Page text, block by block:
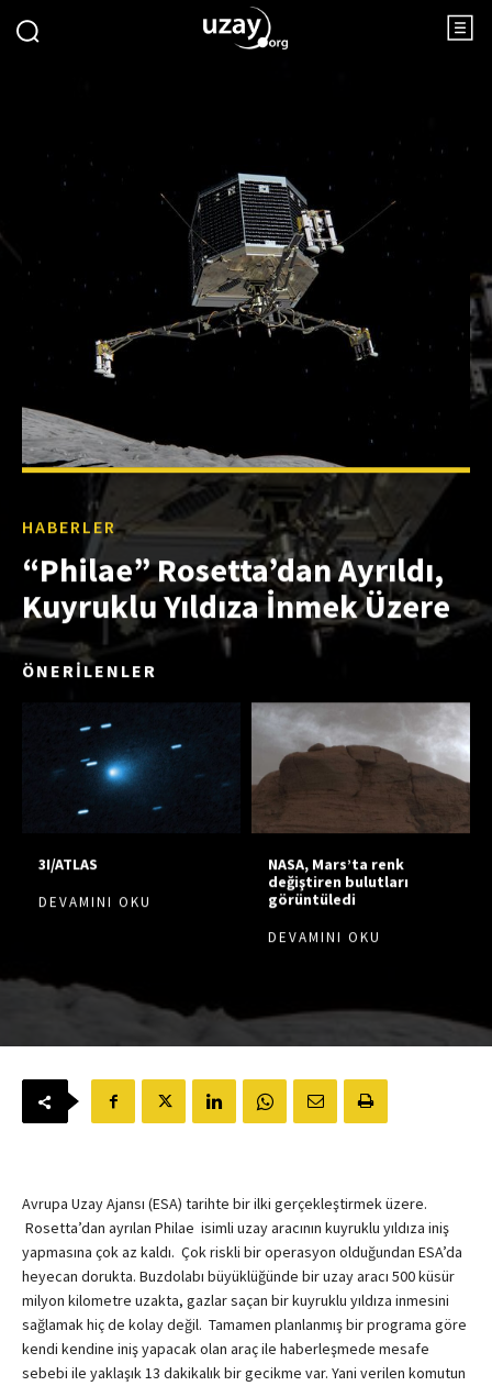
HABERLER
“Philae” Rosetta’dan Ayrıldı,
Kuyruklu Yıldıza İnmek Üzere
ÖNERİLENLER
3I/ATLAS
DEVAMINI OKU
NASA, Mars’ta renk
değiştiren bulutları
görüntüledi
DEVAMINI OKU
Avrupa Uzay Ajansı (ESA) tarihte bir ilki gerçekleştirmek üzere.
Rosetta’dan ayrılan Philae isimli uzay aracının kuyruklu yıldıza iniş
yapmasına çok az kaldı. Çok riskli bir operasyon olduğundan ESA’da
heyecan dorukta. Buzdolabı büyüklüğünde bir uzay aracı 500 küsür
milyon kilometre uzakta, gazlar saçan bir kuyruklu yıldıza inmesini
sağlamak hiç de kolay değil. Tamamen planlanmış bir programa göre
kendi kendine iniş yapacak olan araç ile haberleşmede mesafe
sebebi ile yaklaşık 13 dakikalık bir gecikme var. Yani verilen komutun